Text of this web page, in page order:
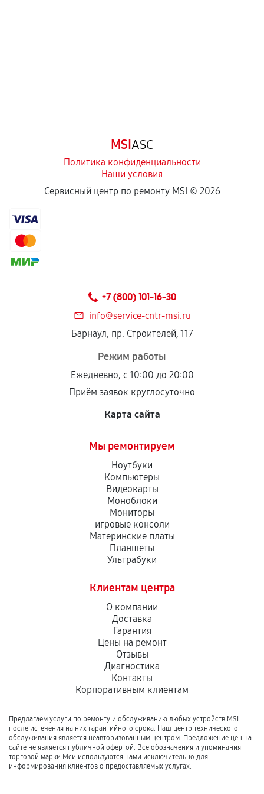
отдельных условиях.
Если комплектующие куплены
сохраняться полностью или частично, если
соблюдены следующие условия:
центром.
При этом гарантия на сами комплектующие
продавца. За качество сторонних деталей
сервисный центр ответственности не несет.
MSIASC
Политика конфиденциальности
Наши условия
Сервисный центр по ремонту MSI © 2026
+7 (800) 101-16-30
info@service-cntr-msi.ru
Барнаул, пр. Строителей, 117
Режим работы
Ежедневно, с 10:00 до 20:00
Приём заявок круглосуточно
Карта сайта
Мы ремонтируем
Ноутбуки
Компьютеры
Видеокарты
Моноблоки
Мониторы
игровые консоли
Материнские платы
Планшеты
Ультрабуки
Клиентам центра
О компании
Доставка
Гарантия
Цены на ремонт
Отзывы
Диагностика
Контакты
Корпоративным клиентам
Предлагаем услуги по ремонту и обслуживанию любых устройств MSI
после истечения на них гарантийного срока. Наш центр технического
обслуживания является неавторизованным центром. Предложение цен на
сайте не является публичной офертой. Все обозначения и упоминания
торговой марки Мси используются нами исключительно для
информирования клиентов о предоставляемых услугах.